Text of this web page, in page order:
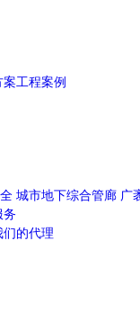
城市地下综合管廊 广
们的代理